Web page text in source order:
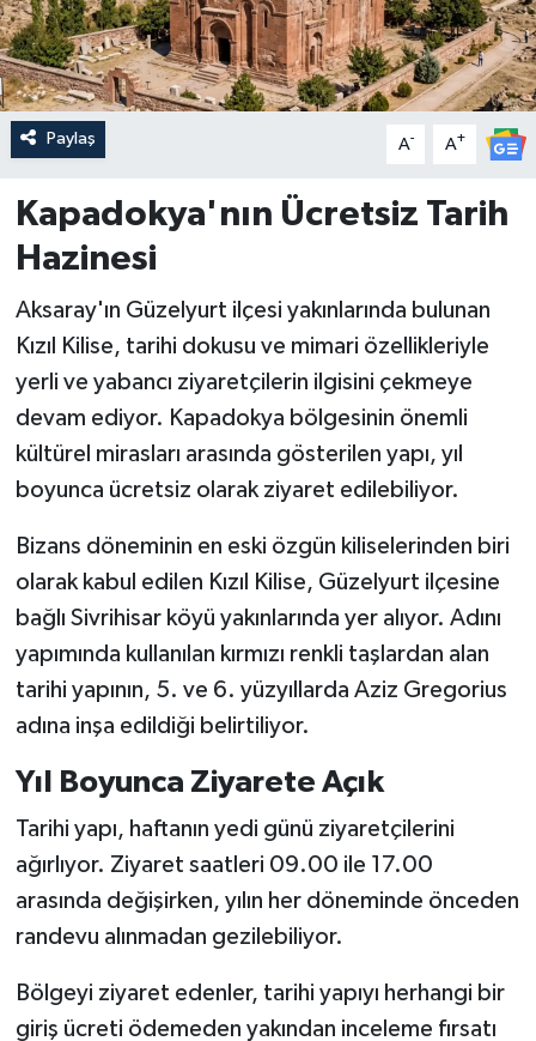
Paylaş A- A+
Kapadokya'nın Ücretsiz Tarih
Hazinesi
Aksaray'ın Güzelyurt ilçesi yakınlarında bulunan
Kızıl Kilise, tarihi dokusu ve mimari özellikleriyle
yerli ve yabancı ziyaretçilerin ilgisini çekmeye
devam ediyor. Kapadokya bölgesinin önemli
kültürel mirasları arasında gösterilen yapı, yıl
boyunca ücretsiz olarak ziyaret edilebiliyor.
Bizans döneminin en eski özgün kiliselerinden biri
olarak kabul edilen Kızıl Kilise, Güzelyurt ilçesine
bağlı Sivrihisar köyü yakınlarında yer alıyor. Adını
yapımında kullanılan kırmızı renkli taşlardan alan
tarihi yapının, 5. ve 6. yüzyıllarda Aziz Gregorius
adına inşa edildiği belirtiliyor.
Yıl Boyunca Ziyarete Açık
Tarihi yapı, haftanın yedi günü ziyaretçilerini
ağırlıyor. Ziyaret saatleri 09.00 ile 17.00
arasında değişirken, yılın her döneminde önceden
randevu alınmadan gezilebiliyor.
Bölgeyi ziyaret edenler, tarihi yapıyı herhangi bir
giriş ücreti ödemeden yakından inceleme fırsatı